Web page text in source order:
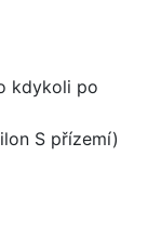
kdykoli po
S přízemí)